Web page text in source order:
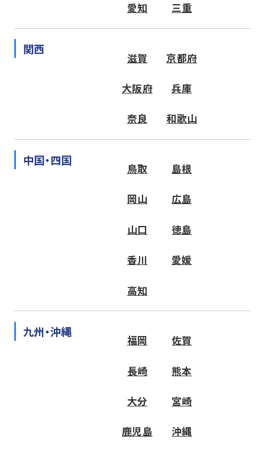
愛知 三重
関西
滋賀 京都府
大阪府 兵庫
奈良 和歌山
中国・四国
鳥取 島根
岡山 広島
山口 徳島
香川 愛媛
高知
九州・沖縄
福岡 佐賀
長崎 熊本
大分 宮崎
鹿児島 沖縄